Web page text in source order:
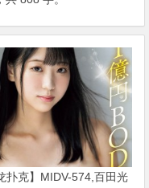
扑克】MIDV-574,百田光